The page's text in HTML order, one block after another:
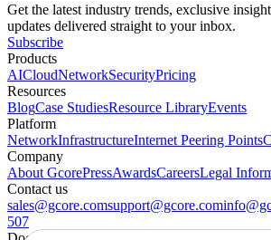
Get the latest industry trends, exclusive
updates delivered straight to your inbox.
Subscribe
Products
AICloudNetworkSecurityPricing
Resources
BlogCase StudiesResource LibraryEvents
Platform
NetworkInfrastructureInternet Peering Points
Company
About GcorePressAwardsCareersLegal
Contact us
sales@gcore.comsupport@gcore.com
507